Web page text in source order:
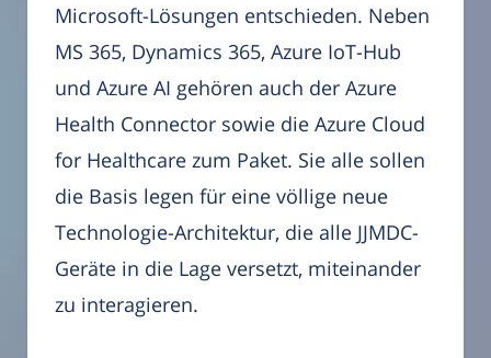
Microsoft-Lösungen entschieden. Neben
MS 365, Dynamics 365, Azure IoT-Hub
und Azure AI gehören auch der Azure
Health Connector sowie die Azure Cloud
for Healthcare zum Paket. Sie alle sollen
die Basis legen für eine völlige neue
Technologie-Architektur, die alle JJMDC-
Geräte in die Lage versetzt, miteinander
zu interagieren.